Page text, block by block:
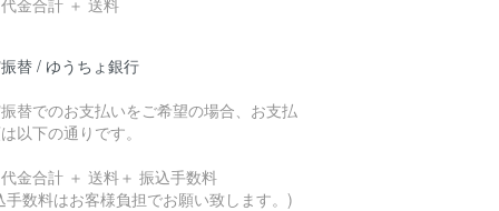
金合計 ＋ 送料
替 / ゆうちょ銀行
替でのお支払いをご希望の場合、お支払
以下の通りです。
金合計 ＋ 送料＋ 振込手数料
手数料はお客様負担でお願い致します。)